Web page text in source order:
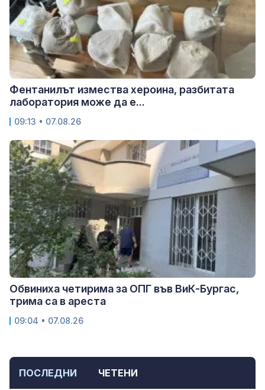
ПОСЛЕДНИ ЧЕТЕНИ
Фентанилът измества хероина, разбитата
лаборатория може да е...
09:13 • 07.08.26
Обвиниха четирима за ОПГ във ВиК-Бургас,
трима са в ареста
09:04 • 07.08.26